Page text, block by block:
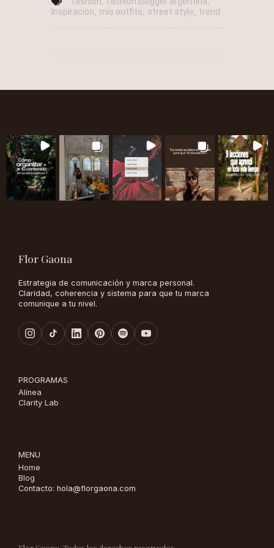
Inspiración mis outfits street style trend
Flor Gaona
Estrategia de comunicación y marca personal.
Claridad, coherencia y sistema para que tu marca
comunique a tu nivel.
PROGRAMAS
Alínea
Clarity Lab
MENU
Home
Blog
Contacto: hola@florgaona.com